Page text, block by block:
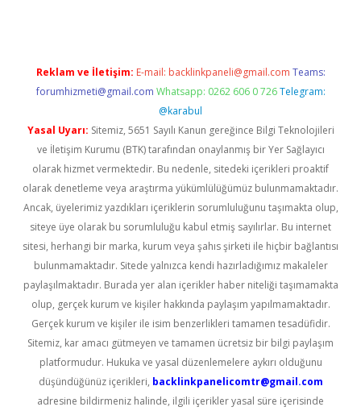
Reklam ve İletişim: E-mail: backlinkpaneli@gmail.com Teams:
forumhizmeti@gmail.com Whatsapp: 0262 606 0 726 Telegram:
@karabul
Yasal Uyarı: Sitemiz, 5651 Sayılı Kanun gereğince Bilgi Teknolojileri
ve İletişim Kurumu (BTK) tarafından onaylanmış bir Yer Sağlayıcı
olarak hizmet vermektedir. Bu nedenle, sitedeki içerikleri proaktif
olarak denetleme veya araştırma yükümlülüğümüz bulunmamaktadır.
Ancak, üyelerimiz yazdıkları içeriklerin sorumluluğunu taşımakta olup,
siteye üye olarak bu sorumluluğu kabul etmiş sayılırlar. Bu internet
sitesi, herhangi bir marka, kurum veya şahıs şirketi ile hiçbir bağlantısı
bulunmamaktadır. Sitede yalnızca kendi hazırladığımız makaleler
paylaşılmaktadır. Burada yer alan içerikler haber niteliği taşımamakta
olup, gerçek kurum ve kişiler hakkında paylaşım yapılmamaktadır.
Gerçek kurum ve kişiler ile isim benzerlikleri tamamen tesadüfidir.
Sitemiz, kar amacı gütmeyen ve tamamen ücretsiz bir bilgi paylaşım
platformudur. Hukuka ve yasal düzenlemelere aykırı olduğunu
düşündüğünüz içerikleri, backlinkpanelicomtr@gmail.com
adresine bildirmeniz halinde, ilgili içerikler yasal süre içerisinde